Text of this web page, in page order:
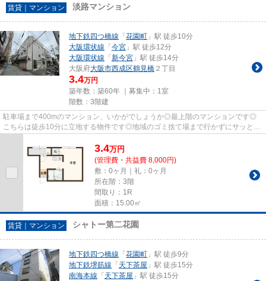
賃貸｜マンション 淡路マンション
地下鉄四つ橋線 「 花園町 」駅 徒歩10分
大阪環状線 「 今宮 」駅 徒歩12分
大阪環状線 「 新今宮 」駅 徒歩14分
大阪府大阪市西成区鶴見橋 ２丁目
3.4万円
築年数：築60年 ｜募集中： 1室
階数：3階建
駐車場まで400mのマンション、いかがでしょうか◎最上階のマンションです◎
こちらは徒歩10分に立地する物件です◎地域のゴミ捨て場まで行かずにサッとゴ
3.4万円
(管理費・共益費 8,000円)
敷：0ヶ月｜礼：0ヶ月
所在階：3階
間取り：1R
面積：15.00㎡
賃貸｜マンション シャトー第二花園
地下鉄四つ橋線 「 花園町 」駅 徒歩9分
地下鉄堺筋線 「 天下茶屋 」駅 徒歩15分
南海本線 「 天下茶屋 」駅 徒歩15分